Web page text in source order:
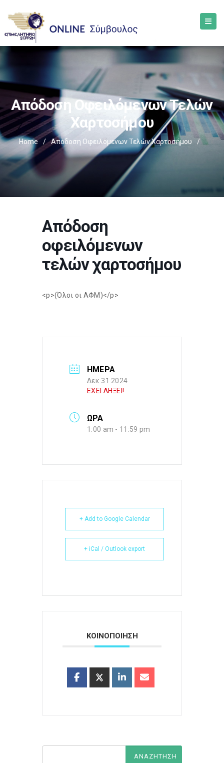
Απόδοση Οφειλόμενων Τελών
Χαρτοσήμου
Home / Απόδοση Οφειλόμενων Τελών Χαρτοσήμου /
Απόδοση
οφειλόμενων
τελών χαρτοσήμου
<p>(Όλοι οι ΑΦΜ)</p>
ΗΜΕΡΑ
Δεκ 31 2024
ΕΧΕΙ ΛΗΞΕΙ!
ΩΡΑ
1:00 am - 11:59 pm
+ Add to Google Calendar
+ iCal / Outlook export
ΚΟΙΝΟΠΟΙΗΣΗ